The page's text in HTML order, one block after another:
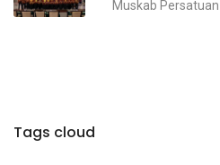
Muskab Persatuan
Tags cloud